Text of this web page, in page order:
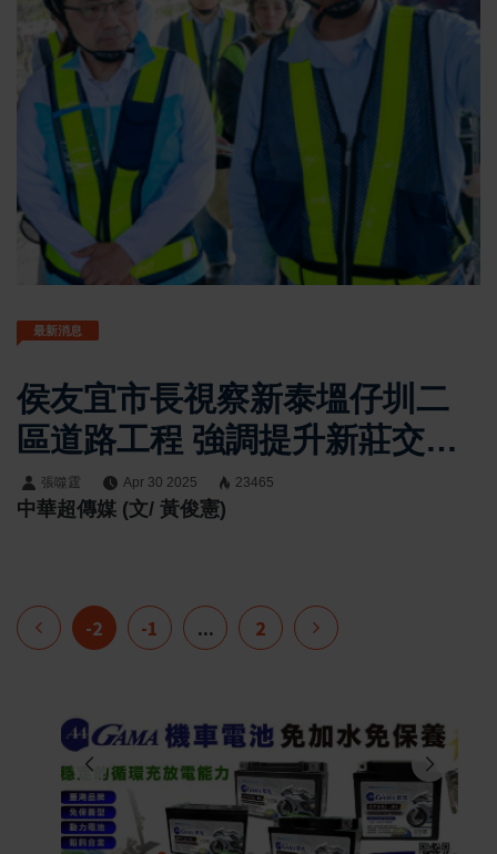
最新消息
侯友宜市長視察新泰塭仔圳二
區道路工程 強調提升新莊交通
量能
張噬霆 Apr 30 2025 23465
中華超傳媒 (文/ 黃俊憲)
-2 -1 ... 2